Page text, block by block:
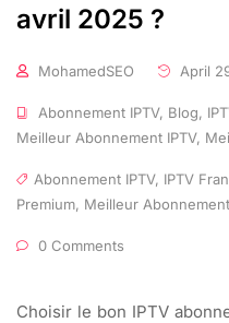
avril 2025 ?
MohamedSEO April
Abonnement IPTV, Blog,
Meilleur Abonnement IPTV,
Abonnement IPTV, IPTV
Premium, Meilleur Abonnement
0 Comments
Choisir le bon IPTV